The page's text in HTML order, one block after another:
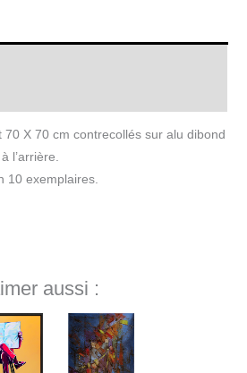
70 X 70 cm contrecollés sur alu dibond
l’arrière.
10 exemplaires.
aussi :